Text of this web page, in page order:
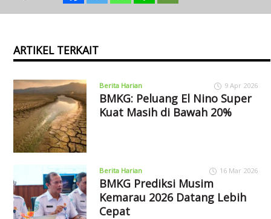
ARTIKEL TERKAIT
Berita Harian 9 Apr 2026
BMKG: Peluang El Nino Super
Kuat Masih di Bawah 20%
Berita Harian 16 Mar 2026
BMKG Prediksi Musim
Kemarau 2026 Datang Lebih
Cepat